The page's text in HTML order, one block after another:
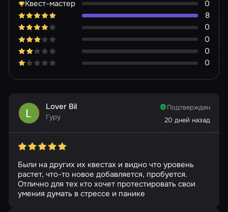
Квест-мастер
0
8
0
0
0
0
Lover Bil
Гуру
Подтвержден
20 дней назад
Были на других их квестах и видно что уровень
растет, что-то новое добавляется, пробуется.
Отлично для тех кто хочет протестировать свои
умения думать в стрессе и панике